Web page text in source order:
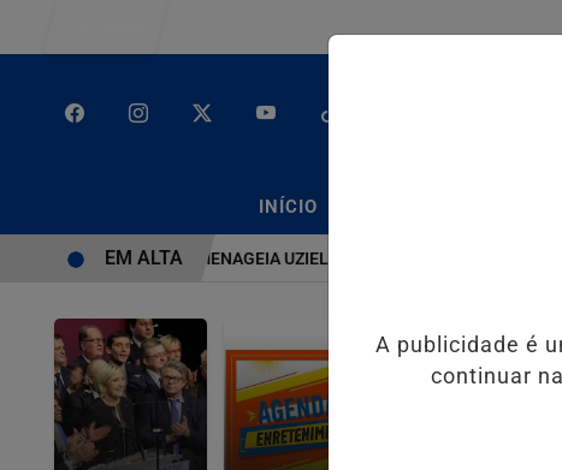
INÍCIO
É BRUTO” HOMENAGEIA UZIEL BUENO NO TERRAÇO MINEIRO
EM ALTA
A publicidade é
continuar